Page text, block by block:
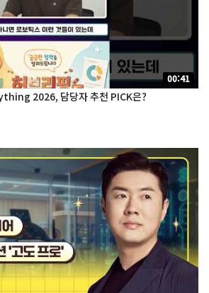
00:41
2026, 담당자 추천 PICK은?